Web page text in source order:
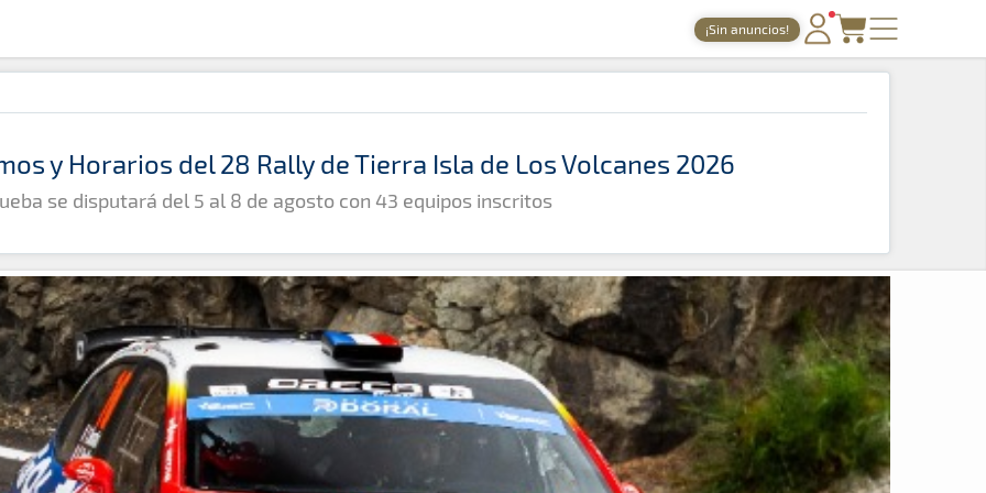
¡Sin anuncios!
PORTADA
TIEMPOS ONLINE
GALERÍAS
TIENDA
ARCHIVO
y Horarios del 28 Rally de Tierra Isla de Los Volcanes 2026
se disputará del 5 al 8 de agosto con 43 equipos inscritos